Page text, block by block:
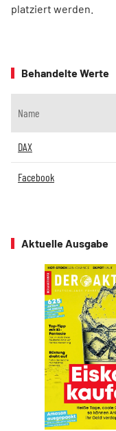
platziert werden.
Behandelte Werte
Name
DAX
Facebook
Aktuelle Ausgabe